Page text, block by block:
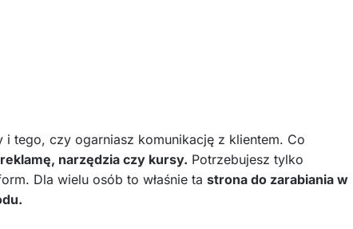
tego, czy ogarniasz komunikację z klientem. Co
narzędzia czy kursy. Potrzebujesz tylko
Dla wielu osób to właśnie ta strona do zarabiania w